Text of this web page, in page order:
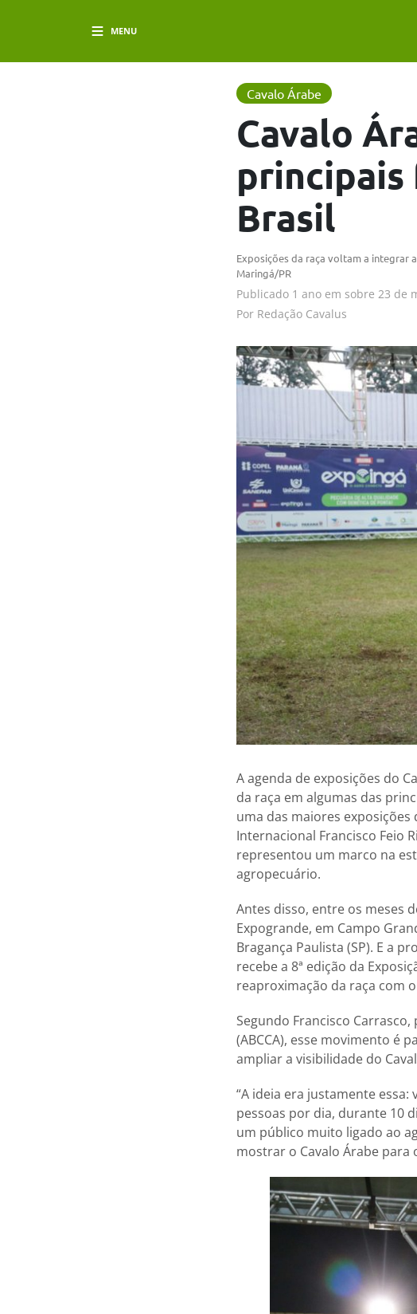
MENU
Cavalo Árabe
Cavalo
principais
Brasil
Exposições da raça voltam a integrar
Maringá/PR
Publicado 1 ano em sobre 23 de
Por Redação Cavalus
A agenda de exposições do
da raça em algumas das
uma das maiores
Internacional Francisco Feio
representou um marco na
agropecuário.
Antes disso, entre os meses
Expogrande, em Campo
Bragança Paulista (SP). E a
recebe a 8ª edição da
reaproximação da raça com
Segundo Francisco
(ABCCA), esse movimento é
ampliar a visibilidade do
“A ideia era justamente
pessoas por dia, durante 10
um público muito ligado ao
mostrar o Cavalo Árabe para